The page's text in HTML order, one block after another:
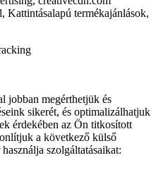
termékajánlások,
jobban megérthetjük és
sikerét, és optimalizálhatjuk
érdekében az Ön titkosított
a következő külső
szolgáltatásaikat: